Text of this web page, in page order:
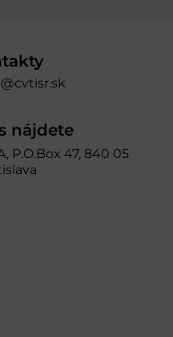
nájdete
P.O.Box 47, 840 05